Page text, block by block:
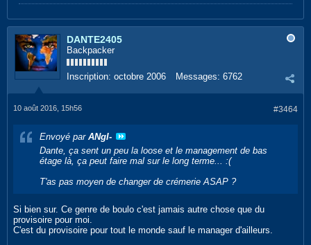
DANTE2405
Backpacker
Inscription: octobre 2006 Messages: 6762
#3464
10 août 2016, 15h56
Envoyé par ANgI-
Dante, ça sent un peu la loose et le management de bas
étage là, ça peut faire mal sur le long terme... :(
T'as pas moyen de changer de crémerie ASAP ?
Si bien sur. Ce genre de boulo c'est jamais autre chose que du
provisoire pour moi.
C'est du provisoire pour tout le monde sauf le manager d'ailleurs.